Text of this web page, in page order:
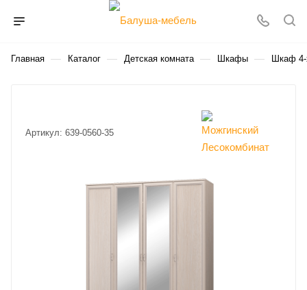
Главная — Каталог — Детская комната — Шкафы — Шкаф 4-
Артикул: 639-0560-35